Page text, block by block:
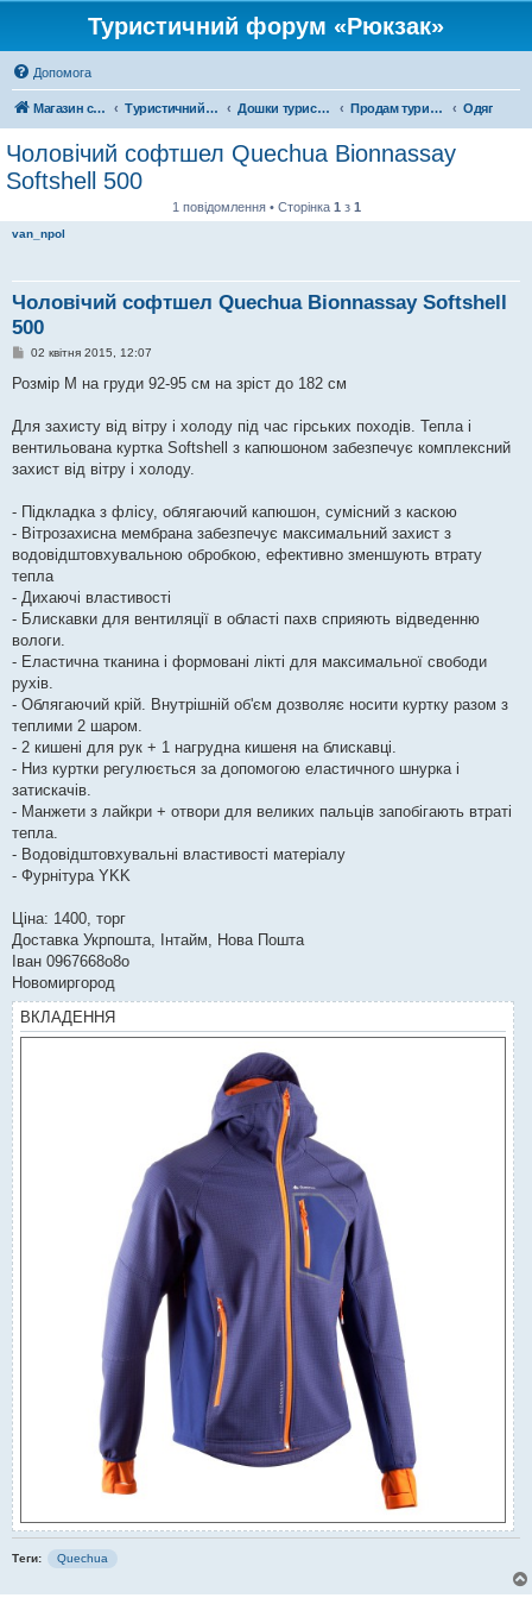
Туристичний форум «Рюкзак»
Допомога
Магазин спорядження Туристичний форум «Рюкзак» Дошки туристичних оголошень Продам туристичне спорядження Одяг
Чоловічий софтшел Quechua Bionnassay
Softshell 500
1 повідомлення • Сторінка 1 з 1
van_npol
Чоловічий софтшел Quechua Bionnassay Softshell
500
П
в
о
л
е
я
02 квітня 2015, 12:07
Розмір М на груди 92-95 см на зріст до 182 см
Для захисту від вітру і холоду під час гірських походів. Тепла і
вентильована куртка Softshell з капюшоном забезпечує комплексний
захист від вітру і холоду.
- Підкладка з флісу, облягаючий капюшон, сумісний з каскою
- Вітрозахисна мембрана забезпечує максимальний захист з
водовідштовхувальною обробкою, ефективно зменшують втрату
тепла
- Дихаючі властивості
- Блискавки для вентиляції в області пахв сприяють відведенню
вологи.
- Еластична тканина і формовані лікті для максимальної свободи
рухів.
- Облягаючий крій. Внутрішній об'єм дозволяє носити куртку разом з
теплими 2 шаром.
- 2 кишені для рук + 1 нагрудна кишеня на блискавці.
- Низ куртки регулюється за допомогою еластичного шнурка і
затискачів.
- Манжети з лайкри + отвори для великих пальців запобігають втраті
тепла.
- Водовідштовхувальні властивості матеріалу
- Фурнітура YKK
Ціна: 1400, торг
Доставка Укрпошта, Інтайм, Нова Пошта
Іван 0967668о8о
Новомиргород
ВКЛАДЕННЯ
Теги: Quechua